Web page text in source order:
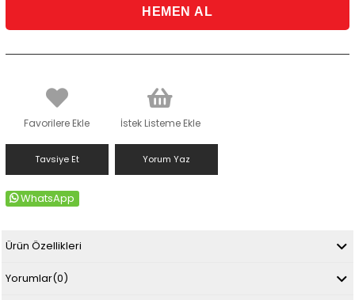
Favorilere Ekle İstek Listeme Ekle
Tavsiye Et Yorum Yaz
WhatsApp
Ürün Özellikleri
Yorumlar(0)